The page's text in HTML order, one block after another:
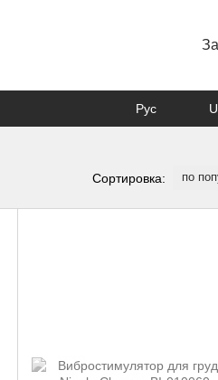
Рус
Сортировка: по